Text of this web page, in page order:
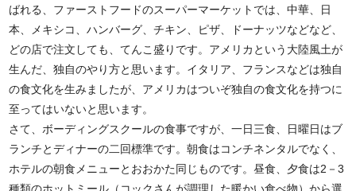
ばれる、ファーストフードのスーパーマーケットでは、中華、日
本、メキシコ、ハンバーグ、チキン、ピザ、ドーナッツなどなど、
どの店で注文しても、てんこ盛りです。アメリカという大陸風土が
生んだ、独自のやり方と思います。イタリア、フランスなどは独自
の食文化を生みましたが、アメリカはついぞ独自の食文化を持つに
至ってはいないと思います。
さて、ボーディングスクールの食事ですが、一日三食、日曜日はブ
ランチとディナーの二回標準です。朝食はコンチネンタルでなく、
ホテルの朝食メニューとおおかた同じものです。昼食、夕食は2－3